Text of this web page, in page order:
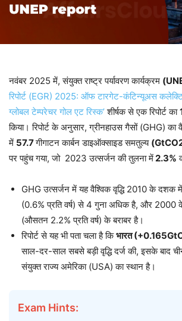
नवंबर 2025 में, संयुक्त राष्ट्र पर्यावरण कार्यक्रम
रिपोर्ट (EGR) 2025: ऑफ टारगेट-कंटिन्यूअस
ग्लोबल टेम्परेचर गोल एट रिस्क’शीर्षक से एक रिपोर्ट का
किया। रिपोर्ट के अनुसार, ग्रीनहाउस गैसों (GHG) का
में 57.7गीगाटन कार्बन डाइऑक्साइड समतुल्य
पर पहुंच गया, जो 2023 उत्सर्जन की तुलना में 2.3%
GHG उत्सर्जन में यह वैश्विक वृद्धि 2010 के दशक में
(0.6% प्रति वर्ष) से 4 गुना अधिक है, और 2000
(औसतन 2.2% प्रति वर्ष) के बराबर है।
रिपोर्ट से यह भी पता चला है किभारत
साल-दर-साल सबसे बड़ी वृद्धि दर्ज की, इसके बाद
संयुक्त राज्य अमेरिका (USA) का स्थान है।
Exam Hints: